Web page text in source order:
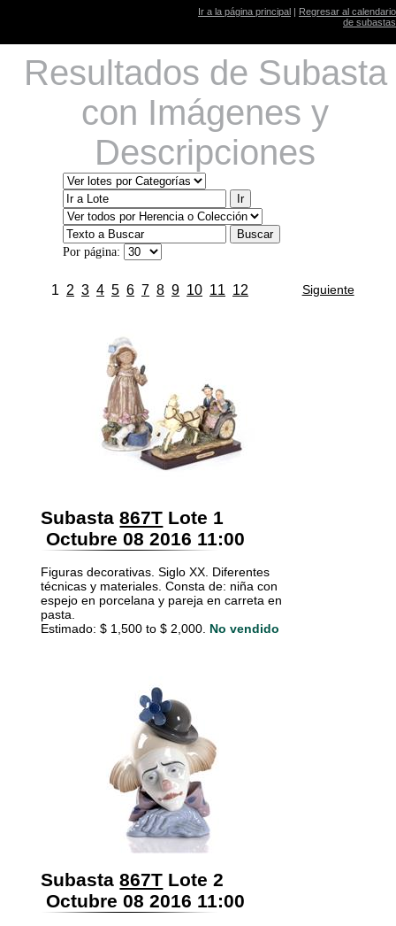
Ir a la página principal | Regresar al calendario
de subastas
Resultados de Subasta
con Imágenes y
Descripciones
Por página:
1 2 3 4 5 6 7 8 9 10 11 12 Siguiente
Subasta 867T Lote 1
Octubre 08 2016 11:00
Figuras decorativas. Siglo XX. Diferentes
técnicas y materiales. Consta de: niña con
espejo en porcelana y pareja en carreta en
pasta.
Estimado: $ 1,500 to $ 2,000. No vendido
Subasta 867T Lote 2
Octubre 08 2016 11:00